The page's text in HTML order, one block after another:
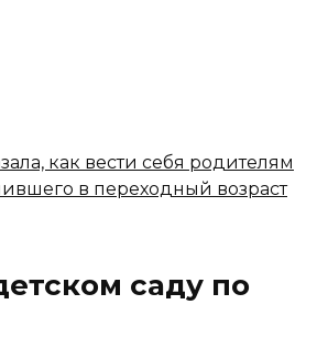
саду по
как вести себя родителям
в переходный возраст